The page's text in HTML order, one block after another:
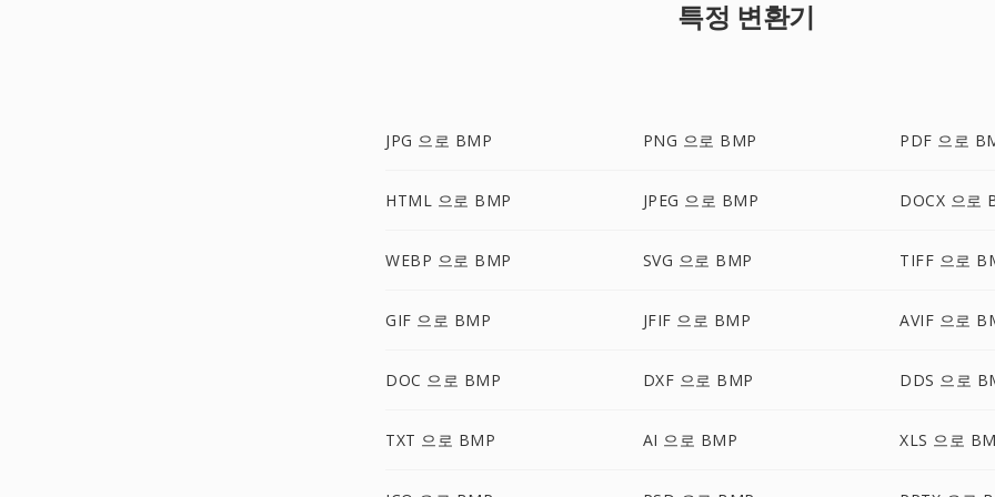
특정 변환기
JPG 으로 BMP PNG 으로 BMP PDF 으로
HTML 으로 BMP JPEG 으로 BMP DOCX 으로
WEBP 으로 BMP SVG 으로 BMP TIFF 으로
GIF 으로 BMP JFIF 으로 BMP AVIF 으로
DOC 으로 BMP DXF 으로 BMP DDS 으로
TXT 으로 BMP AI 으로 BMP XLS 으로